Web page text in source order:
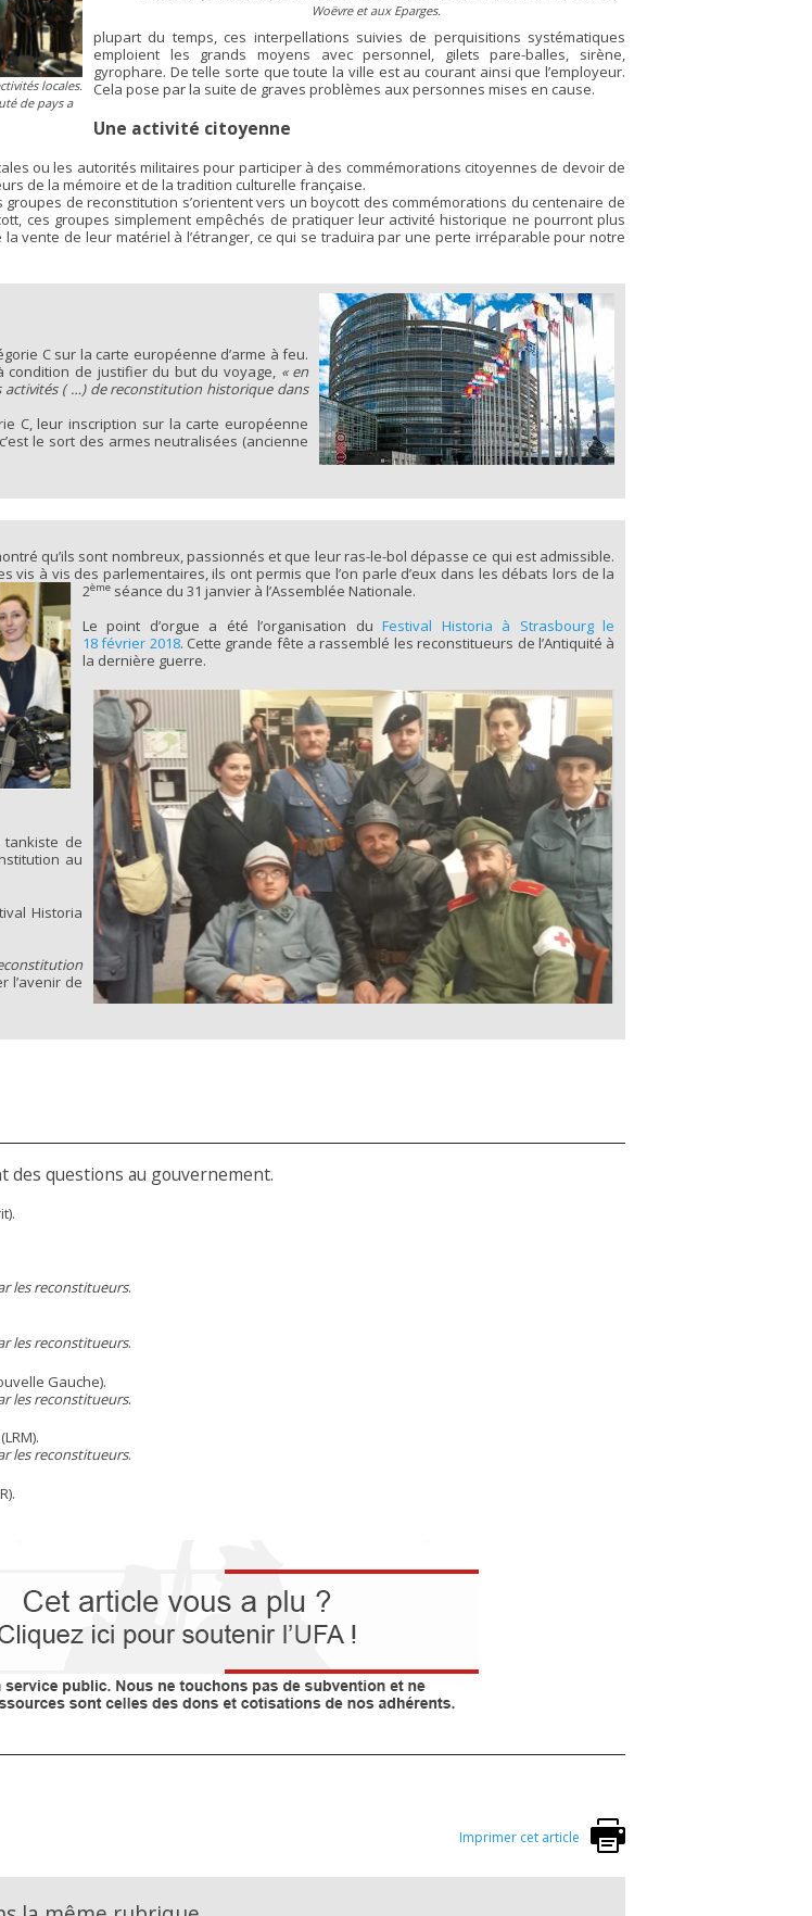
Woëvre et aux Eparges.
locales.
de pays a
plupart du temps, ces interpellations suivies de perquisitions systématiques
emploient les grands moyens avec personnel, gilets pare-balles, sirène,
gyrophare. De telle sorte que toute la ville est au courant ainsi que l’employeur.
Cela pose par la suite de graves problèmes aux personnes mises en cause.
Une activité citoyenne
ou les autorités militaires pour participer à des commémorations citoyennes de devoir de
de la mémoire et de la tradition culturelle française.
de reconstitution s’orientent vers un boycott des commémorations du centenaire de
ces groupes simplement empêchés de pratiquer leur activité historique ne pourront plus
vente de leur matériel à l’étranger, ce qui se traduira par une perte irréparable pour notre
C sur la carte européenne d’arme à feu.
de justifier du but du voyage, « en
( …) de reconstitution historique dans
C, leur inscription sur la carte européenne
le sort des armes neutralisées (ancienne
qu’ils sont nombreux, passionnés et que leur ras-le-bol dépasse ce qui est admissible.
à vis des parlementaires, ils ont permis que l’on parle d’eux dans les débats lors de la
2ème séance du 31 janvier à l’Assemblée Nationale.
Le point d’orgue a été l’organisation duFestival Historia à Strasbourg le
18 février 2018. Cette grande fête a rassemblé les reconstitueurs de l’Antiquité à
la dernière guerre.
tankiste de
au
Historia
l’avenir de
des questions au gouvernement.
les reconstitueurs.
les reconstitueurs.
Gauche).
les reconstitueurs.
(LRM).
les reconstitueurs.
Imprimer cet article